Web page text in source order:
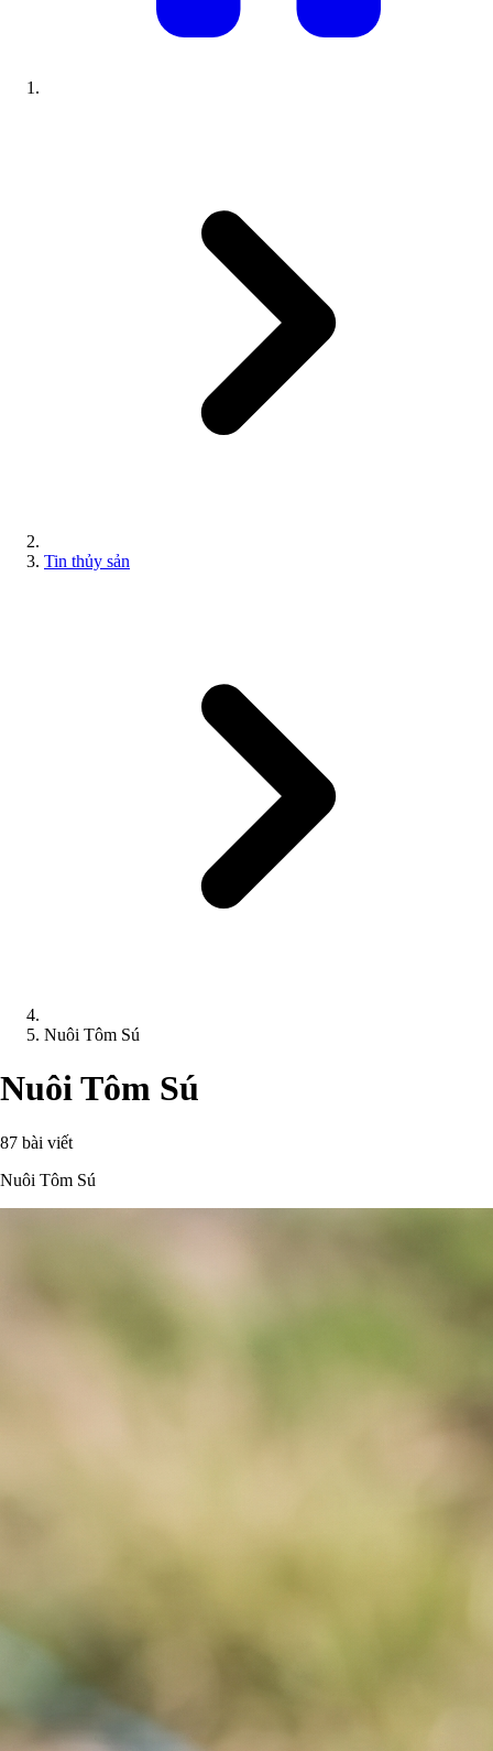
Tin thủy sản
Nuôi Tôm Sú
Nuôi Tôm Sú
87 bài viết
Nuôi Tôm Sú